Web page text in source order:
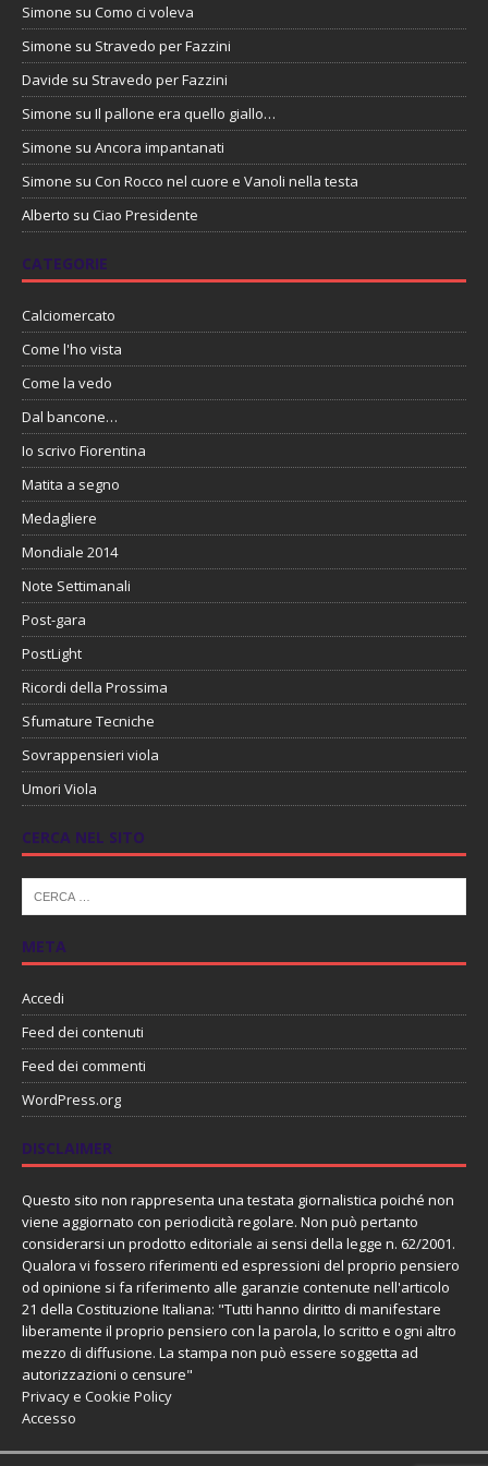
Simone su Como ci voleva
Simone su Stravedo per Fazzini
Davide su Stravedo per Fazzini
Simone su Il pallone era quello giallo…
Simone su Ancora impantanati
Simone su Con Rocco nel cuore e Vanoli nella testa
Alberto su Ciao Presidente
CATEGORIE
Calciomercato
Come l'ho vista
Come la vedo
Dal bancone…
Io scrivo Fiorentina
Matita a segno
Medagliere
Mondiale 2014
Note Settimanali
Post-gara
PostLight
Ricordi della Prossima
Sfumature Tecniche
Sovrappensieri viola
Umori Viola
CERCA NEL SITO
META
Accedi
Feed dei contenuti
Feed dei commenti
WordPress.org
DISCLAIMER
Questo sito non rappresenta una testata giornalistica poiché non
viene aggiornato con periodicità regolare. Non può pertanto
considerarsi un prodotto editoriale ai sensi della legge n. 62/2001.
Qualora vi fossero riferimenti ed espressioni del proprio pensiero
od opinione si fa riferimento alle garanzie contenute nell'articolo
21 della Costituzione Italiana: "Tutti hanno diritto di manifestare
liberamente il proprio pensiero con la parola, lo scritto e ogni altro
mezzo di diffusione. La stampa non può essere soggetta ad
autorizzazioni o censure"
Privacy e Cookie Policy
Accesso